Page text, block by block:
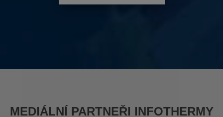
MEDIÁLNÍ PARTNEŘI INFOTHERMY